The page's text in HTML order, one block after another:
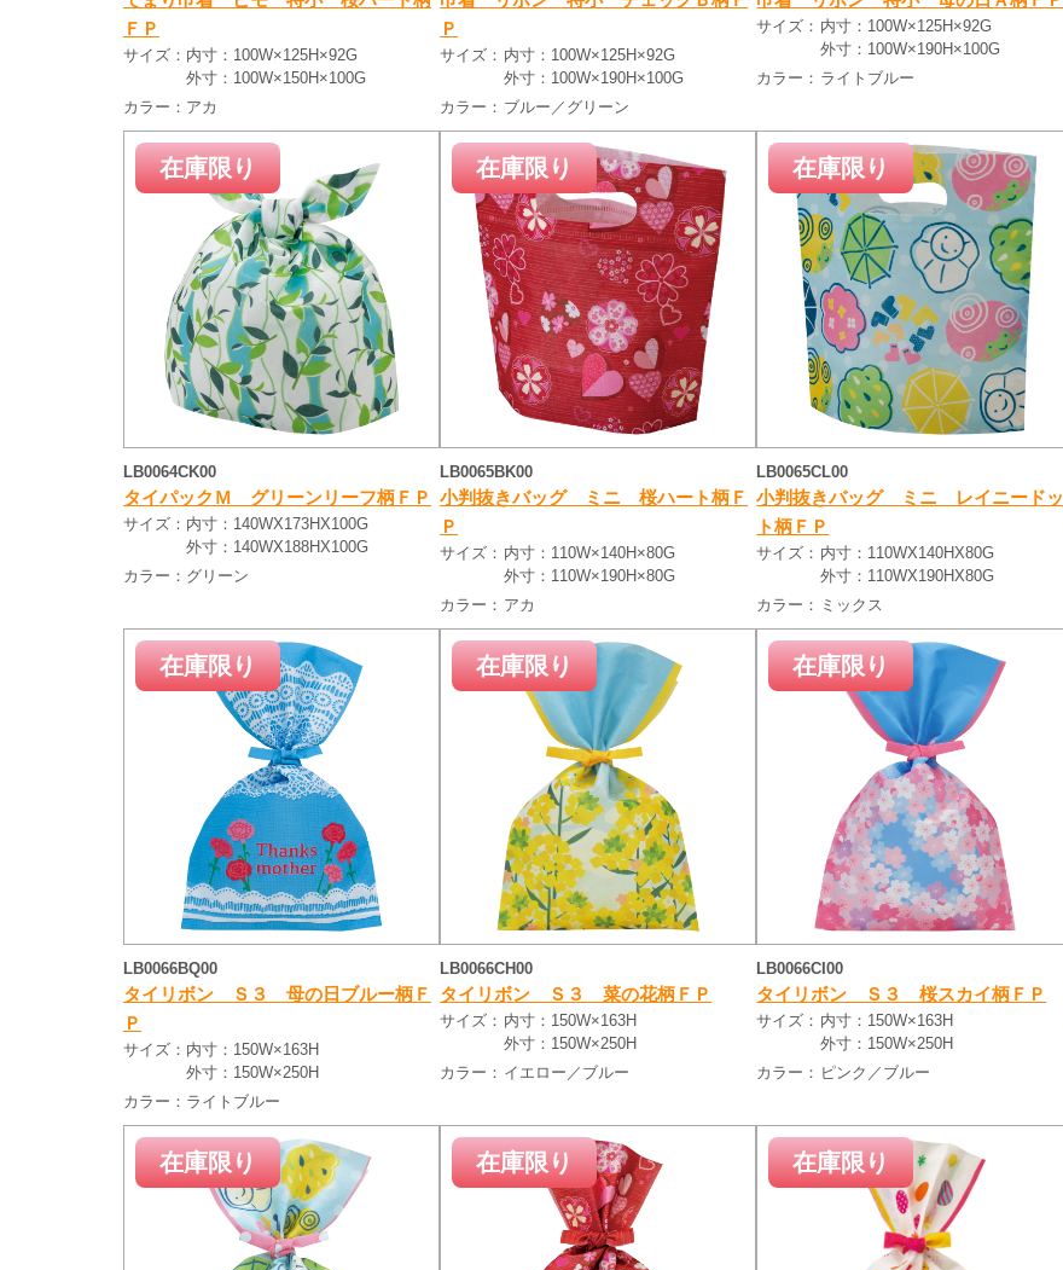
ＦＰ
サイズ： 内寸：100W×125H×92G
外寸：100W×150H×100G
カラー： アカ
Ｐ
サイズ： 内寸：100W×125H×92G
外寸：100W×190H×100G
カラー： ブルー／グリーン
サイズ： 内寸：100W×125H×92G
外寸：100W×190H×100G
カラー： ライトブルー
LB0064CK00
タイパックＭ グリーンリーフ柄ＦＰ
サイズ： 内寸：140WX173HX100G
外寸：140WX188HX100G
カラー： グリーン
LB0065BK00
小判抜きバッグ ミニ 桜ハート柄Ｆ
Ｐ
サイズ： 内寸：110W×140H×80G
外寸：110W×190H×80G
カラー： アカ
LB0065CL00
小判抜きバッグ ミニ レイニードッ
ト柄ＦＰ
サイズ： 内寸：110WX140HX80G
外寸：110WX190HX80G
カラー： ミックス
LB0066BQ00
タイリボン Ｓ３ 母の日ブルー柄Ｆ
Ｐ
サイズ： 内寸：150W×163H
外寸：150W×250H
カラー： ライトブルー
LB0066CH00
タイリボン Ｓ３ 菜の花柄ＦＰ
サイズ： 内寸：150W×163H
外寸：150W×250H
カラー： イエロー／ブルー
LB0066CI00
タイリボン Ｓ３ 桜スカイ柄ＦＰ
サイズ： 内寸：150W×163H
外寸：150W×250H
カラー： ピンク／ブルー